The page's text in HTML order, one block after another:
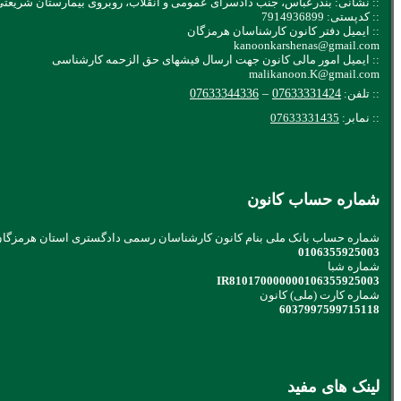
:: کدپستی: 7914936899
:: ایمیل دفتر کانون کارشناسان هرمزگان
kanoonkarshenas@gmail.com
:: ایمیل امور مالی کانون جهت ارسال فیشهای حق الزحمه کارشناسی
malikanoon.K@gmail.com
:: تلفن: 07633331424
–
07633344336
:: نمابر: 07633331435
شماره حساب کانون
شماره حساب بانک ملی بنام کانون کارشناسان رسمی دادگستری استان
0106355925003
شماره شبا
IR810170000000106355925003
شماره کارت (ملی) کانون
6037997599715118
لینک های مفید